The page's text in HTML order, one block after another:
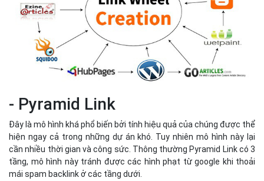
- Pyramid Link
Đây là mô hình khá phổ biến bởi tính hiệu quả của chúng được thể
hiện ngay cả trong những dự án khó. Tuy nhiên mô hình này lại
cần nhiều thời gian và công sức. Thông thường Pyramid Link có 3
tầng, mô hình này tránh được các hình phạt từ google khi thoải
mái spam backlink ở các tầng dưới.